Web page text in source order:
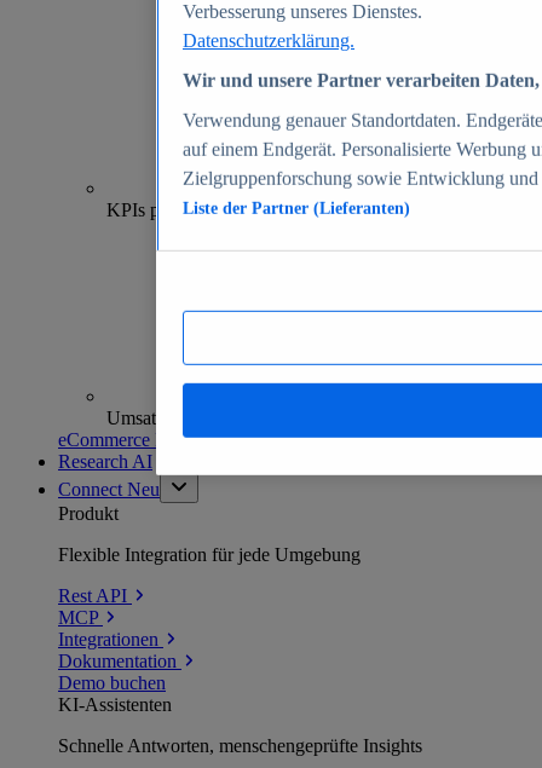
70+
KPIs pro Shop
Umsatzanalysen und -prognosen
eCommerce Insights entdecken
Research AI
Connect Neu
Produkt
Flexible Integration für jede Umgebung
Rest API
MCP
Integrationen
Dokumentation
Demo buchen
KI-Assistenten
Schnelle Antworten, menschengeprüfte Insights
Verbesserung unseres Dienstes.
Datenschutzerklärung.
Wir und unsere Partner verarbeiten
Verwendung genauer Standortdaten.
auf einem Endgerät. Personalisierte Werbung
Zielgruppenforschung sowie Entwicklung
Liste der Partner (Lieferanten)